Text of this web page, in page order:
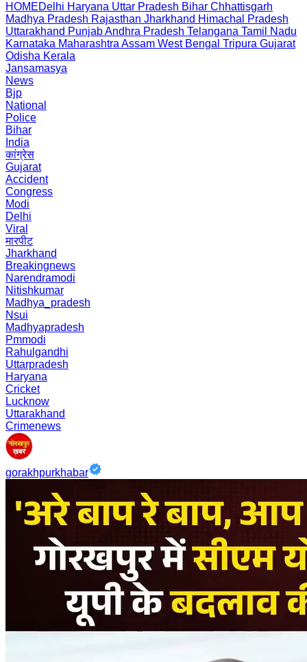
HOMEDelhi Haryana Uttar Pradesh Bihar Chhattisgarh
Madhya Pradesh Rajasthan Jharkhand Himachal Pradesh
Uttarakhand PunjabAndhra Pradesh Telangana Tamil Nadu
Karnataka Maharashtra Assam West Bengal Tripura Gujarat
Odisha Kerala
Jansamasya
News
Bjp
National
Police
Bihar
India
कांग्रेस
Gujarat
Accident
Congress
Modi
Delhi
Viral
मारपीट
Jharkhand
Breakingnews
Narendramodi
Nitishkumar
Madhya_pradesh
Nsui
Madhyapradesh
Pmmodi
Rahulgandhi
Uttarpradesh
Haryana
Cricket
Lucknow
Uttarakhand
Crimenews
gorakhpurkhabar